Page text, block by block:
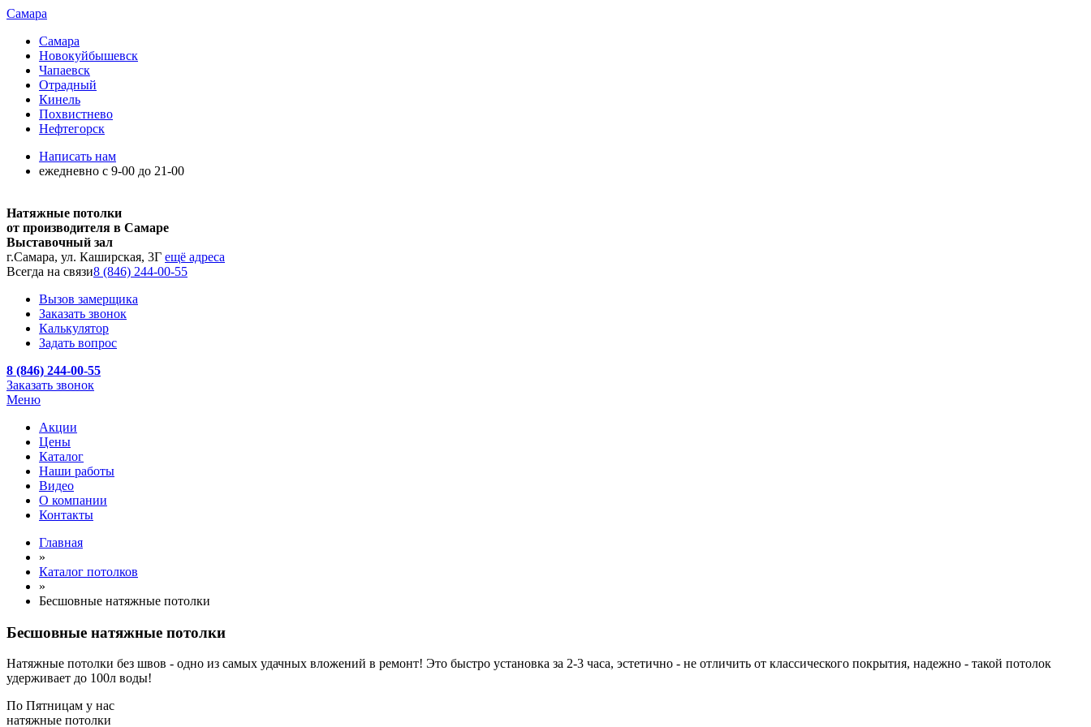
Самара
Самара
Новокуйбышевск
Чапаевск
Отрадный
Кинель
Похвистнево
Нефтегорск
Написать нам
ежедневно с 9-00 до 21-00
Натяжные потолки
от производителя в Самаре
Выставочный зал
г.Самара, ул. Каширская, 3Г ещё адреса
Всегда на связи8 (846) 244-00-55
Вызов замерщика
Заказать звонок
Калькулятор
Задать вопрос
8 (846) 244-00-55
Заказать звонок
Меню
Акции
Цены
Каталог
Наши работы
Видео
О компании
Контакты
Главная
»
Каталог потолков
»
Бесшовные натяжные потолки
Бесшовные натяжные потолки
Натяжные потолки без швов - одно из самых удачных вложений в ремонт! Это быстро установка за 2-3 часа, эстетично - не отличить от классического покрытия, надежно - такой потолок
удерживает до 100л воды!
По Пятницам у нас
натяжные потолки